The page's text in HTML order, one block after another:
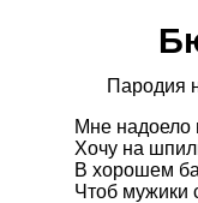
Пародия
Мне надоело
Хочу на
В хорошем
Чтоб мужики